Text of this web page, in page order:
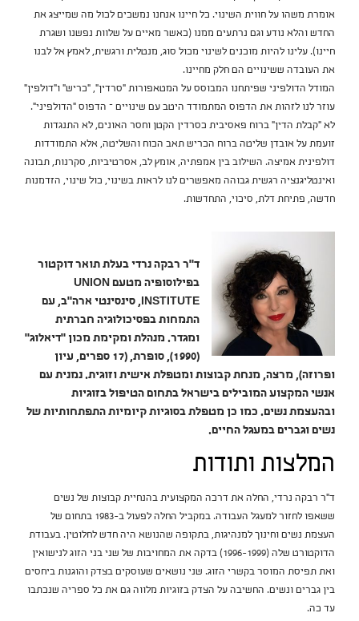
אומרת משהו על חווית השינוי. כל חיינו אנחנו נמשכים לכול מה שמייצג את
החדש והלא נודע וגם נרתעים ממנו (כאשר מאיים על שלוות נפשנו ושגרת
חיינו). עלינו להיות מוכנים לשינוי מכול סוג, מנטלית ורגשית, לאמץ אל לבנו
את העובדה ששינויים הם חלק מחיינו.
המודל הדולפיני שפיתחנו המבוסס על המטאפורות "סרדין", "כריש" ו"דולפין"
עוזר לנו לזהות את הדפוס המתמודד היטב עם שינויים – הדפוס "הדולפיני".
לא "קבלת הדין" ברוח פאסיבית כסרדין הקטן וחסר האונים, לא התנגדות
זועמת על אובדן שליטה ברוח הכריש תאב הכוח והשליטה, אלא התמודדות
דולפינית אמיצה. השילוב בין אמפתיה, אומץ לב, אסרטיביות, סקרנות, תבונה
ואינטליגנציה רגשית גבוהה מאפשרים לנו לראות בשינוי, כול שינוי, הזדמנות
חדשה, פתיחת דלת, סיכוי, התחדשות.
ד"ר רבקה נרדי בעלת תואר דוקטור
בפילוסופיה מטעם UNION
INSTITUTE, סינסינטי ארה"ב, עם
התמחות בפסיכולוגיה חברתית
ומגדר. מנהלת ומקימת מכון "דיאלוג"
(1990), סופרת, (17 ספרים, עיון
ופרוזה), מרצה, מנחת קבוצות ומטפלת אישית וזוגית. נמנית עם
אנשי המקצוע המובילים בישראל בתחום הטיפול בזוגיות
ובהעצמת נשים. כמו כן מטפלת בסוגיות קיומיות התפתחותיות של
נשים וגברים במעגל החיים.
המלצות ותודות
ד"ר רבקה נרדי, החלה את דרכה המקצועית בהנחיית קבוצות של נשים
ששאפו לחזור למעגל העבודה. במקביל החלה לפעול ב-1983 בתחום של
העצמת נשים וחינוך למנהיגות, בתקופה שהנושא היה חדש לחלוטין. בעבודת
הדוקטורט שלה (1996-1999) בדקה את המחויבות של שני בני הזוג לנישואין
ואת תפיסת המוסר בקשרי הזוג. שני נושאים שעוסקים בצדק והוגנות ביחסים
בין גברים ונשים. החשיבה על הצדק בזוגיות מלווה גם את כל ספריה שנכתבו
עד כה.